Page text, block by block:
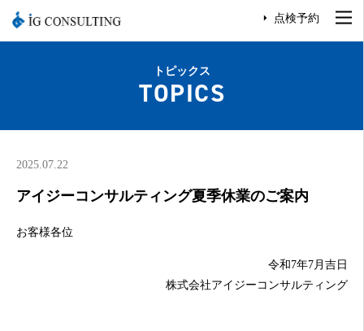
点検予約
トピックス
TOPICS
2025.07.22
アイジーコンサルティング夏季休業のご案内
お客様各位
令和7年7月吉日
株式会社アイジーコンサルティング